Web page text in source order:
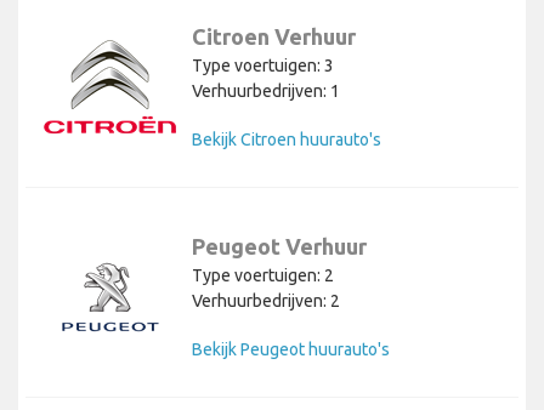
Citroen Verhuur
Type voertuigen: 3
Verhuurbedrijven: 1
Bekijk Citroen huurauto's
Peugeot Verhuur
Type voertuigen: 2
Verhuurbedrijven: 2
Bekijk Peugeot huurauto's